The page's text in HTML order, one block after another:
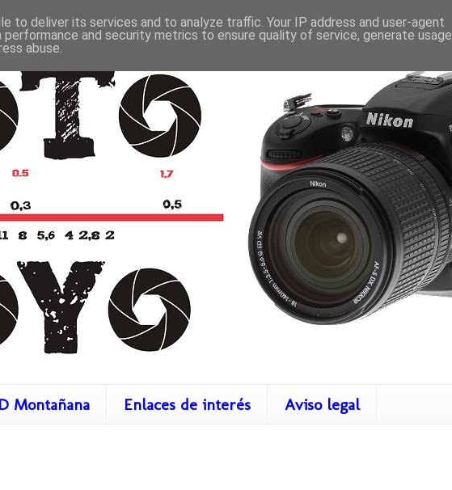
Montañana Enlaces de interés Aviso legal
to deliver its services and to analyze traffic. Your IP address and user-agent
performance and security metrics to ensure quality of service, generate usage
abuse.